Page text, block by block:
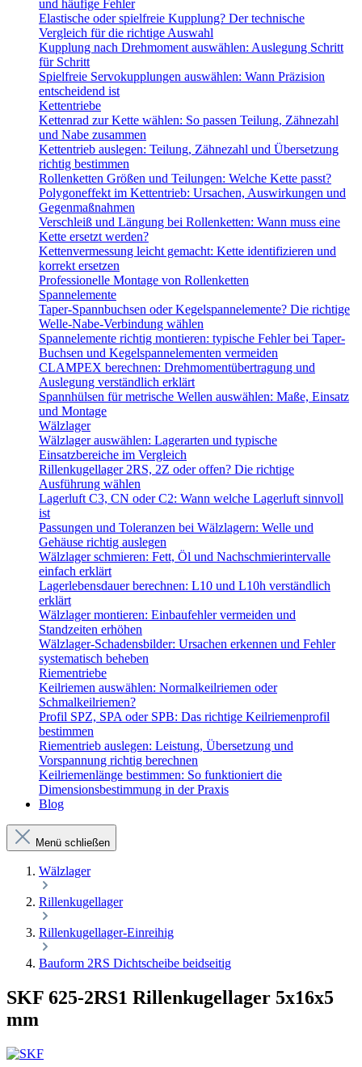
und häufige Fehler
Elastische oder spielfreie Kupplung? Der technische
Vergleich für die richtige Auswahl
Kupplung nach Drehmoment auswählen: Auslegung Schritt
für Schritt
Spielfreie Servokupplungen auswählen: Wann Präzision
entscheidend ist
Kettentriebe
Kettenrad zur Kette wählen: So passen Teilung, Zähnezahl
und Nabe zusammen
Kettentrieb auslegen: Teilung, Zähnezahl und Übersetzung
richtig bestimmen
Rollenketten Größen und Teilungen: Welche Kette passt?
Polygoneffekt im Kettentrieb: Ursachen, Auswirkungen und
Gegenmaßnahmen
Verschleiß und Längung bei Rollenketten: Wann muss eine
Kette ersetzt werden?
Kettenvermessung leicht gemacht: Kette identifizieren und
korrekt ersetzen
Professionelle Montage von Rollenketten
Spannelemente
Taper-Spannbuchsen oder Kegelspannelemente? Die richtige
Welle-Nabe-Verbindung wählen
Spannelemente richtig montieren: typische Fehler bei Taper-
Buchsen und Kegelspannelementen vermeiden
CLAMPEX berechnen: Drehmomentübertragung und
Auslegung verständlich erklärt
Spannhülsen für metrische Wellen auswählen: Maße, Einsatz
und Montage
Wälzlager
Wälzlager auswählen: Lagerarten und typische
Einsatzbereiche im Vergleich
Rillenkugellager 2RS, 2Z oder offen? Die richtige
Ausführung wählen
Lagerluft C3, CN oder C2: Wann welche Lagerluft sinnvoll
ist
Passungen und Toleranzen bei Wälzlagern: Welle und
Gehäuse richtig auslegen
Wälzlager schmieren: Fett, Öl und Nachschmierintervalle
einfach erklärt
Lagerlebensdauer berechnen: L10 und L10h verständlich
erklärt
Wälzlager montieren: Einbaufehler vermeiden und
Standzeiten erhöhen
Wälzlager-Schadensbilder: Ursachen erkennen und Fehler
systematisch beheben
Riementriebe
Keilriemen auswählen: Normalkeilriemen oder
Schmalkeilriemen?
Profil SPZ, SPA oder SPB: Das richtige Keilriemenprofil
bestimmen
Riementrieb auslegen: Leistung, Übersetzung und
Vorspannung richtig berechnen
Keilriemenlänge bestimmen: So funktioniert die
Dimensionsbestimmung in der Praxis
Blog
Menü schließen
Wälzlager
Rillenkugellager
Rillenkugellager-Einreihig
Bauform 2RS Dichtscheibe beidseitig
SKF 625-2RS1 Rillenkugellager 5x16x5
mm